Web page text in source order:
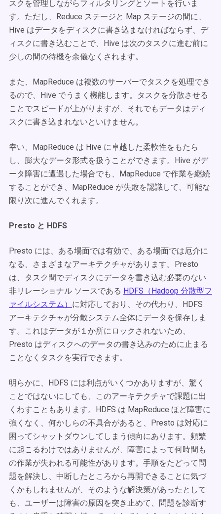
スクを管理しながらフィルタリングとソートを行いま
す。ただし、Reduce ステージと Map ステージの間に、
Hive はデータをディスクに書き込まなければならず、デ
ィスクに書き込むことで、Hive は次のタスクに進む前に
少しの間の待機を余儀なくされます。
また、MapReduce は複数のサーバーでタスクを処理でき
るので、Hive でうまく機能します。タスクを分散させる
ことでスピードが上がりますが、それでもデータはディ
スクに書き込まれないといけません。
幸い、MapReduce は Hive に卓越した柔軟性をもたら
し、膨大なデータ形式を扱うことができます。Hive がデ
ータ障害に遭遇した場合でも、MapReduce で作業を継続
することができ、MapReduce が失敗を認識して、可能な
限り次に進んでくれます。
Presto と HDFS
Presto には、ある場面では有効で、ある場面では厄介に
なる、さまざまなアーキテクチャがあります。Presto
は、タスク間でディスクにデータを書き込む必要のない
非リレーショナル ソースである HDFS（Hadoop 分散型フ
ァイルシステム） に対応しており、その代わり、HDFS
アーキテクチャが分散システム全体にデータを保存しま
す。これはデータが１か所にロックされないため、
Presto はディスクへのデータの書き込みのために止まる
ことなくタスクを実行できます。
明らかに、HDFS には利点がいくつかありますが、驚く
ことではないにしても、このアーキテクチャで課題に出
くわすこともあります。HDFS は MapReduce ほど障害に
強くなく、何かしらの不具合があると、Presto は対応に
困ってシャットダウンしてしまう傾向にあります。頻繁
に起こるわけではありませんが、障害によって何時間も
の作業が失われる可能性があります。手順をたどって問
題を解決し、中断したところから再開できることに気づ
くかもしれませんが、そのような解決策があったとして
も、ユーザーは障害の原因を突き止めて、問題を診断す